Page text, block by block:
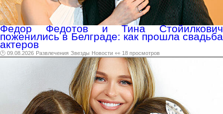
Федор Федотов и Тина Стойилкович
поженились в Белграде: как прошла свадьба
актеров
🕑 09.08.2026 Развлечения Звезды Новости 👀 18 просмотров